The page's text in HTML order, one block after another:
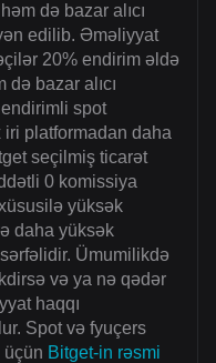
də bazar alıcı
edilib. Əməliyyat
20% endirim əldə
də bazar alıcı
spot
iri platformadan daha
seçilmiş ticarət
0 komissiya
yüksək
daha yüksək
Ümumilikdə
və ya nə qədər
haqqı
Spot və fyuçers
üçün Bitget-in rəsmi